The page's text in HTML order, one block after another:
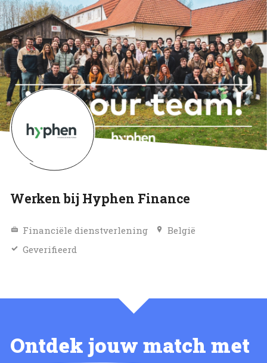
Werken bij Hyphen Finance
Financiële dienstverlening
België
Geverifieerd
Ontdek jouw match met